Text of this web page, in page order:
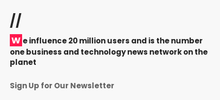
//
W e influence 20 million users and is the number
one business and technology news network on the
planet
Sign Up for Our Newsletter